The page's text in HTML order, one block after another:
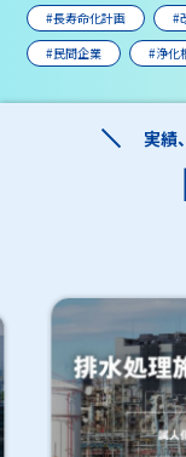
#長寿命化計画
#
#民間企業
#浄化
実績